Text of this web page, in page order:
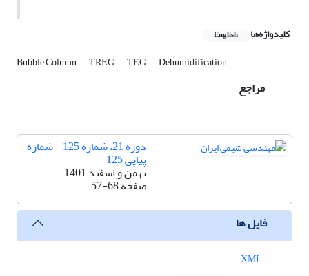
کلیدواژه‌ها English
Bubble Column TREG TEG Dehumidification
مراجع
دوره 21، شماره 125 - شماره
پیاپی 125
بهمن و اسفند 1401
صفحه57-68
فایل ها